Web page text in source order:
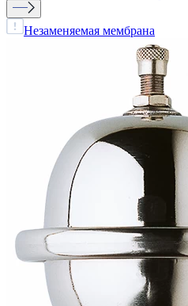
Незаменяемая мембрана